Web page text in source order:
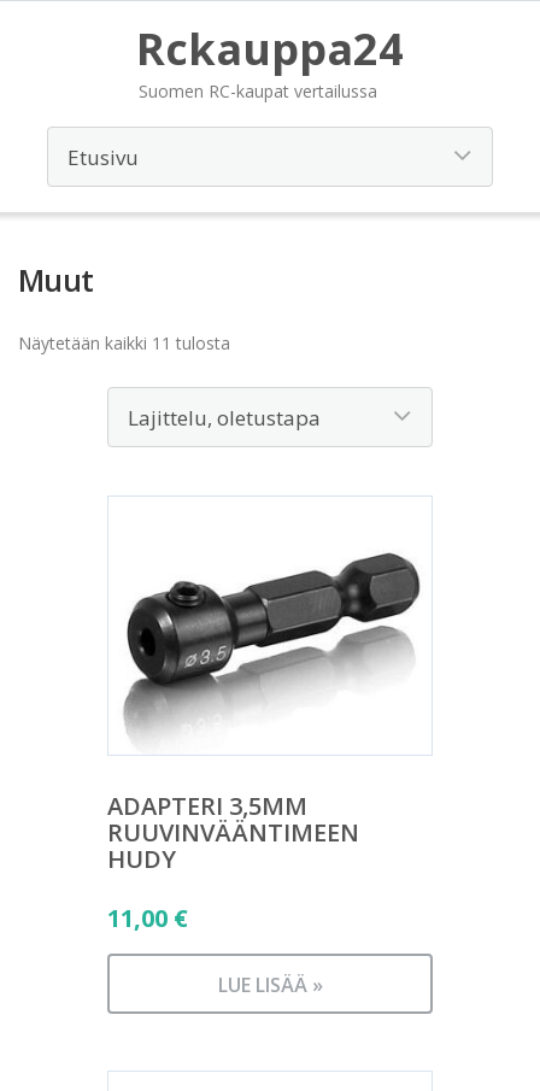
Rckauppa24
Suomen RC-kaupat vertailussa
Muut
Näytetään kaikki 11 tulosta
ADAPTERI 3,5MM
RUUVINVÄÄNTIMEEN
HUDY
11,00 €
LUE LISÄÄ »